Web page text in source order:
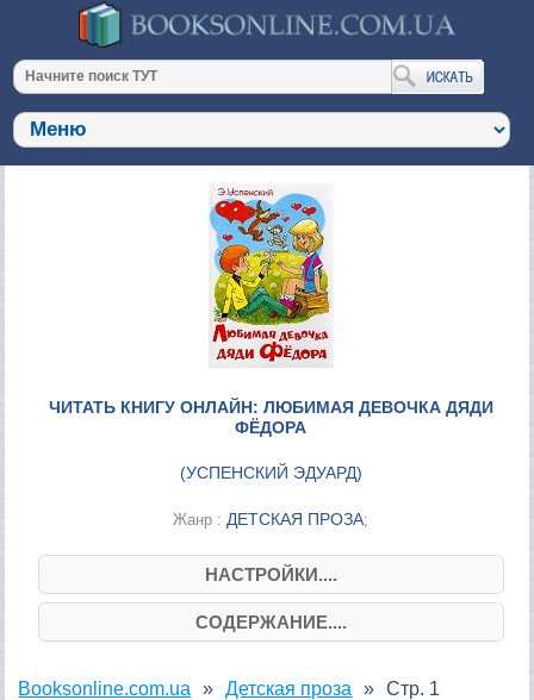
ЧИТАТЬ КНИГУ ОНЛАЙН: ЛЮБИМАЯ ДЕВОЧКА ДЯДИ
ФЁДОРА
(УСПЕНСКИЙ ЭДУАРД)
Жанр : ДЕТСКАЯ ПРОЗА;
НАСТРОЙКИ....
СОДЕРЖАНИЕ....
Booksonline.com.ua
Детская проза
Стр. 1